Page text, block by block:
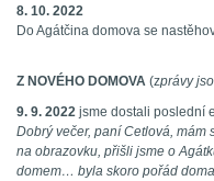
8. 10. 2022
Do Agátčina domova se
Z NOVÉHO DOMOVA (zprávy
9. 9. 2022 jsme dostali poslední
Dobrý večer, paní Cetlová,
na obrazovku, přišli jsme o
domem… byla skoro pořád